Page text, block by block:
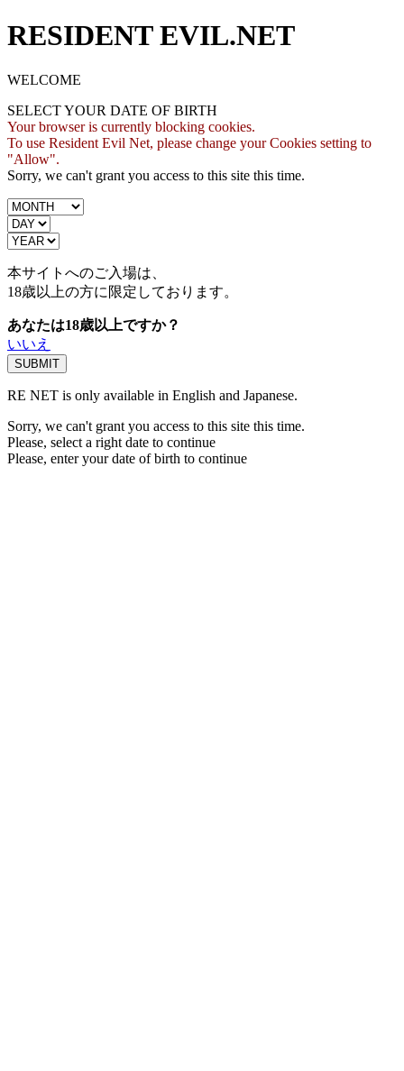
RESIDENT EVIL.NET
WELCOME
SELECT YOUR DATE OF BIRTH
Your browser is currently blocking cookies.
To use Resident Evil Net, please change your Cookies setting to
"Allow".
Sorry, we can't grant you access to this site this time.
本サイトへのご入場は、
18歳以上の方に限定しております。
あなたは18歳以上ですか？
いいえ
RE NET is only available in English and Japanese.
Sorry, we can't grant you access to this site this time.
Please, select a right date to continue
Please, enter your date of birth to continue